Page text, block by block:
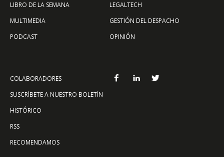
LIBRO DE LA SEMANA
MULTIMEDIA
PODCAST
LEGALTECH
GESTIÓN DEL DESPACHO
OPINIÓN
COLABORADORES
SUSCRÍBETE A NUESTRO BOLETÍN
HISTÓRICO
RSS
RECOMENDAMOS